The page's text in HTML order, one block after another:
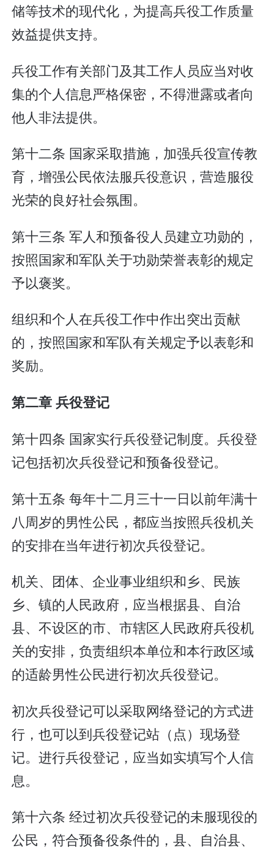
储等技术的现代化，为提高兵役工作质量
效益提供支持。
兵役工作有关部门及其工作人员应当对收
集的个人信息严格保密，不得泄露或者向
他人非法提供。
第十二条 国家采取措施，加强兵役宣传教
育，增强公民依法服兵役意识，营造服役
光荣的良好社会氛围。
第十三条 军人和预备役人员建立功勋的，
按照国家和军队关于功勋荣誉表彰的规定
予以褒奖。
组织和个人在兵役工作中作出突出贡献
的，按照国家和军队有关规定予以表彰和
奖励。
第二章 兵役登记
第十四条 国家实行兵役登记制度。兵役登
记包括初次兵役登记和预备役登记。
第十五条 每年十二月三十一日以前年满十
八周岁的男性公民，都应当按照兵役机关
的安排在当年进行初次兵役登记。
机关、团体、企业事业组织和乡、民族
乡、镇的人民政府，应当根据县、自治
县、不设区的市、市辖区人民政府兵役机
关的安排，负责组织本单位和本行政区域
的适龄男性公民进行初次兵役登记。
初次兵役登记可以采取网络登记的方式进
行，也可以到兵役登记站（点）现场登
记。进行兵役登记，应当如实填写个人信
息。
第十六条 经过初次兵役登记的未服现役的
公民，符合预备役条件的，县、自治县、